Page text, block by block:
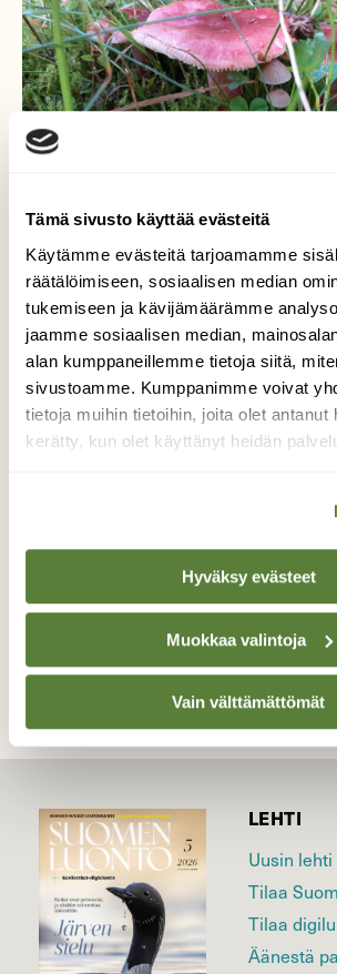
Tämä sivusto käyttää evästeitä
Käytämme evästeitä tarjoamamme
räätälöimiseen, sosiaalisen median
tukemiseen ja kävijämäärämme
jaamme sosiaalisen median,
alan kumppaneillemme tietoja siitä,
sivustoamme. Kumppanimme voivat
tietoja muihin tietoihin, joita olet antanut
kerätty, kun olet käyttänyt heidän
Hyväksy evästeet
Muokkaa valintoja
Vain välttämättömät
Syksyn sienisatoa,
viereltä.
Nämä kauniin, syksyn
Valokuvaaja: Maarit Pietiläinen,
TAKAISIN LISTAAN
LEHTI
Uusin lehti
Tilaa
Tilaa
Äänestä